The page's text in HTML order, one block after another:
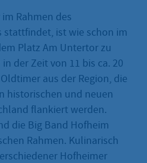
Rahmen des
ist wie schon im
Platz Am Untertor zu
der Zeit von 11 bis ca. 20
aus der Region, die
historischen und neuen
flankiert werden.
die Big Band Hofheim
Rahmen. Kulinarisch
Hofheimer